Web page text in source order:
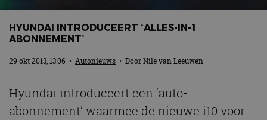
MotorRAI.nl
HYUNDAI INTRODUCEERT ‘ALLES-IN-1
ABONNEMENT’
29 okt 2013, 13:06 • Autonieuws • DoorNile van Leeuwen
Hyundai introduceert een ‘auto-
abonnement’ waarmee de nieuwe i10 voor